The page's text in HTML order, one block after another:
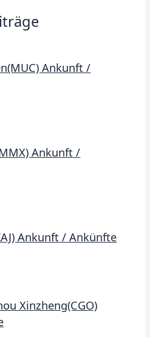
Ankunft /
Ankunft /
Ankunft / Ankünfte
Xinzheng(CGO)